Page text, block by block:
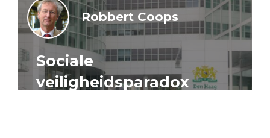
Robbert Coops
Sociale
veiligheidsparadox